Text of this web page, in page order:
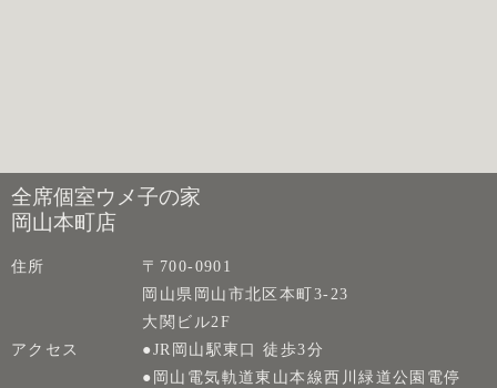
全席個室ウメ子の家
岡山本町店
住所
〒700-0901
岡山県岡山市北区本町3-23
大関ビル2F
アクセス
●JR岡山駅東口 徒歩3分
●岡山電気軌道東山本線西川緑道公園電停